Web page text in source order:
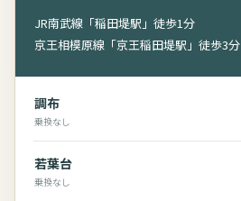
JR南武線「稲田堤駅」徒歩1分
京王相模原線「京王稲田堤駅」徒歩3分
調布
乗換なし
若葉台
乗換なし